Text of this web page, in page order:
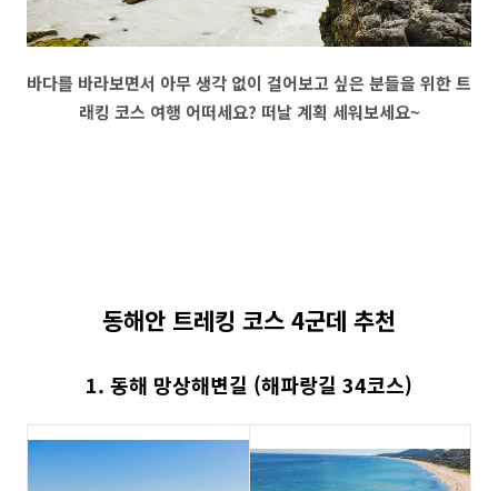
바다를 바라보면서 아무 생각 없이 걸어보고 싶은 분들을 위한 트
래킹 코스 여행 어떠세요? 떠날 계획 세워보세요~
동해안 트레킹 코스 4군데 추천
1. 동해 망상해변길 (해파랑길 34코스)